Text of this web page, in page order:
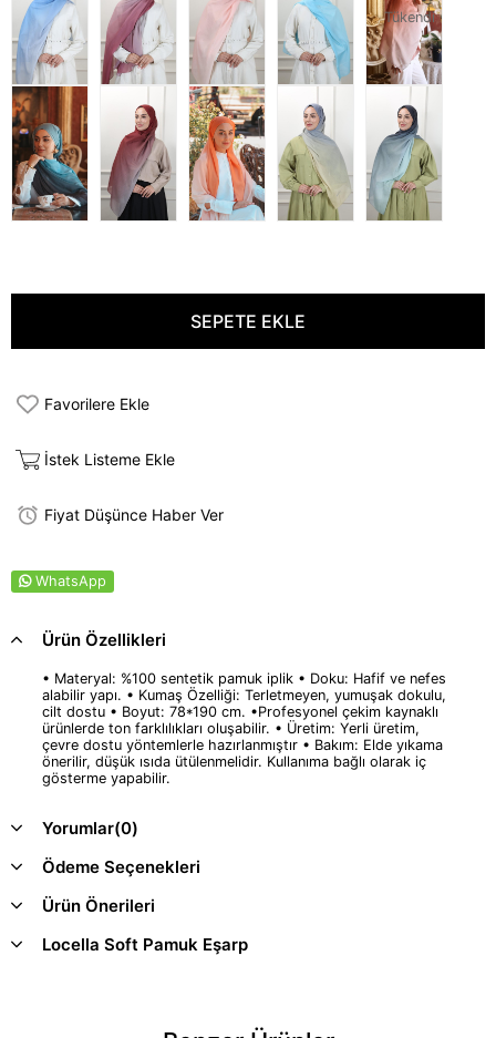
Tükendi
Favorilere Ekle
İstek Listeme Ekle
Fiyat Düşünce Haber Ver
WhatsApp
Ürün Özellikleri
• Materyal: %100 sentetik pamuk iplik • Doku: Hafif ve nefes
alabilir yapı. • Kumaş Özelliği: Terletmeyen, yumuşak dokulu,
cilt dostu • Boyut: 78*190 cm. •Profesyonel çekim kaynaklı
ürünlerde ton farklılıkları oluşabilir. • Üretim: Yerli üretim,
çevre dostu yöntemlerle hazırlanmıştır • Bakım: Elde yıkama
önerilir, düşük ısıda ütülenmelidir. Kullanıma bağlı olarak iç
gösterme yapabilir.
Yorumlar(0)
Ödeme Seçenekleri
Ürün Önerileri
Locella Soft Pamuk Eşarp